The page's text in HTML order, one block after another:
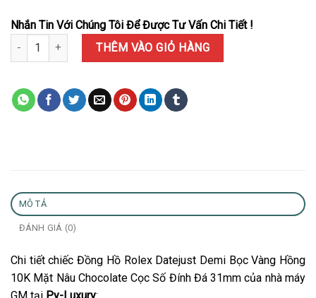
Nhắn Tin Với Chúng Tôi Để Được Tư Vấn Chi Tiết !
Đồng Hồ Rolex Datejust Demi Bọc Vàng Hồng 10K Mặt Nâu
THÊM VÀO GIỎ HÀNG
MÔ TẢ
ĐÁNH GIÁ (0)
Chi tiết chiếc Đồng Hồ Rolex Datejust Demi Bọc Vàng Hồng
10K Mặt Nâu Chocolate Cọc Số Đính Đá 31mm của nhà máy